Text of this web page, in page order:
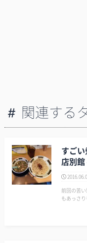
関連する
すご
店別
前回の苦
もあっさりを求